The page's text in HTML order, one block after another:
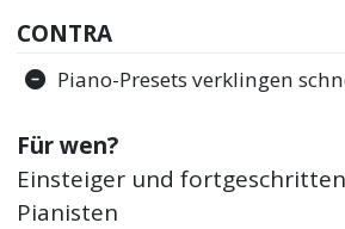
CONTRA
Piano-Presets verklingen
Für wen?
Einsteiger und
Pianisten